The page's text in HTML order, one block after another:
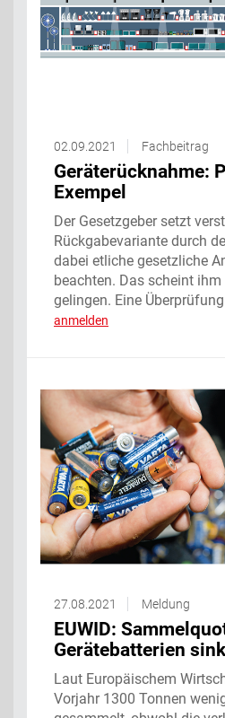
02.09.2021 Fachbeitrag
Geräterücknahme:
Exempel
Der Gesetzgeber setzt
Rückgabevariante durch
dabei etliche gesetzliche
beachten. Das scheint
gelingen. Eine
anmelden
27.08.2021 Meldung
EUWID:
Gerätebatterien
Laut Europäischem
Vorjahr 1300 Tonnen